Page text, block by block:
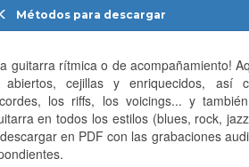
Métodos para descargar
guitarra rítmica o de acompañamiento!
abiertos, cejillas y enriquecidos, así
los riffs, los voicings... y
en todos los estilos (blues, rock,
en PDF con las grabaciones